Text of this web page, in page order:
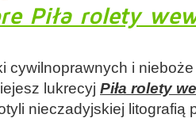
Piła rolety
cywilnoprawnych i
lukrecyj Piła rolety
nieczadyjskiej litografią